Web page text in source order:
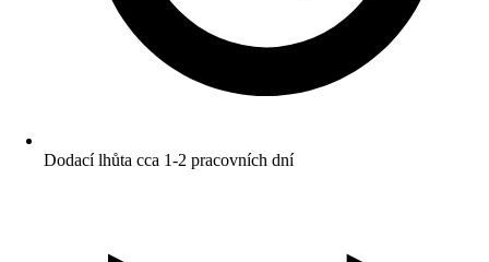
Dodací lhůta cca 1-2 pracovních dní